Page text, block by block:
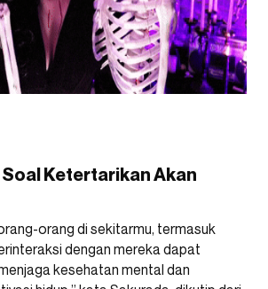
Ketertarikan Akan
orang di sekitarmu, termasuk
dengan mereka dapat
kesehatan mental dan